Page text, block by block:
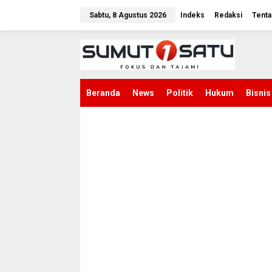
Sabtu, 8 Agustus 2026 Indeks Redaksi
Beranda News Politik Hukum Bisnis